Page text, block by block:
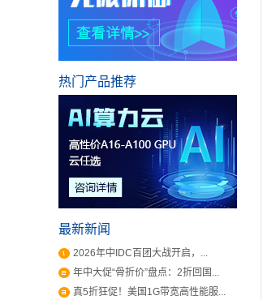
热门产品推荐
最新新闻
2026年中IDC百团大战开启，...
年中大促“骨折价”盘点：2折回国...
真5折狂促！美国1G带宽高性能服...